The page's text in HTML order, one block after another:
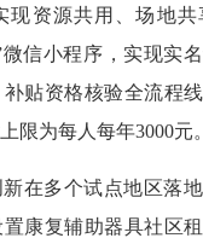
现资源共用、场地
信小程序，实现实
贴资格核验全流程
限为每人每年3000元。
在多个试点地区落
康复辅助器具社区